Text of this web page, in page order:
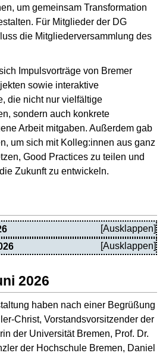
um gemeinsam Transformation
Für Mitglieder der DG
die Mitgliederversammlung des
Impulsvorträge von Bremer
sowie interaktive
die nicht nur vielfältige
sondern auch konkrete
Arbeit mitgaben. Außerdem gab
um sich mit Kolleg:innen aus ganz
Good Practices zu teilen und
Zukunft zu entwickeln.
2026
haben nach einer Begrüßung
Christ, Vorstandsvorsitzender der
der Universität Bremen, Prof. Dr.
der Hochschule Bremen, Daniel